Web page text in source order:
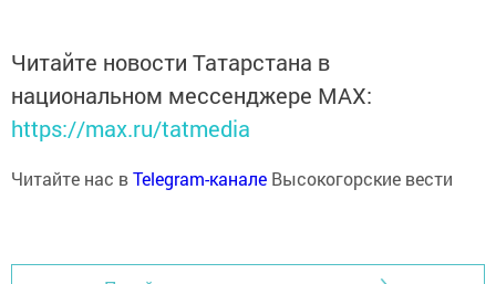
Читайте новости Татарстана в
национальном мессенджере MАХ:
https://max.ru/tatmedia
Читайте нас вTelegram-канале Высокогорские вести